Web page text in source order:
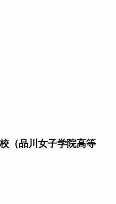
（品川女子学院高等